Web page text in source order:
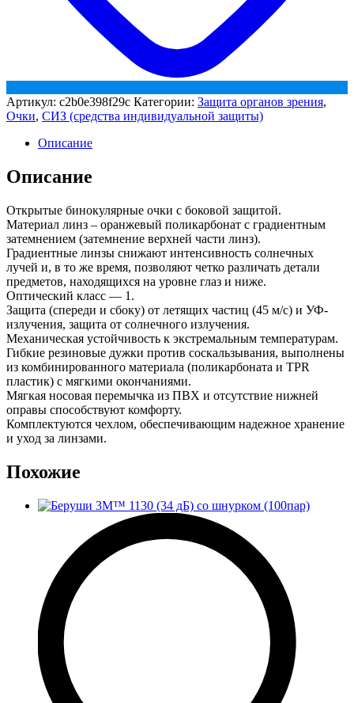
Артикул: c2b0e398f29c Категории: Защита органов зрения,
Очки, СИЗ (средства индивидуальной защиты)
Описание
Описание
Открытые бинокулярные очки с боковой защитой.
Материал линз – оранжевый поликарбонат с градиентным
затемнением (затемнение верхней части линз).
Градиентные линзы снижают интенсивность солнечных
лучей и, в то же время, позволяют четко различать детали
предметов, находящихся на уровне глаз и ниже.
Оптический класс — 1.
Защита (спереди и сбоку) от летящих частиц (45 м/с) и УФ-
излучения, защита от солнечного излучения.
Механическая устойчивость к экстремальным температурам.
Гибкие резиновые дужки против соскальзывания, выполнены
из комбинированного материала (поликарбоната и TPR
пластик) с мягкими окончаниями.
Мягкая носовая перемычка из ПВХ и отсутствие нижней
оправы способствуют комфорту.
Комплектуются чехлом, обеспечивающим надежное хранение
и уход за линзами.
Похожие